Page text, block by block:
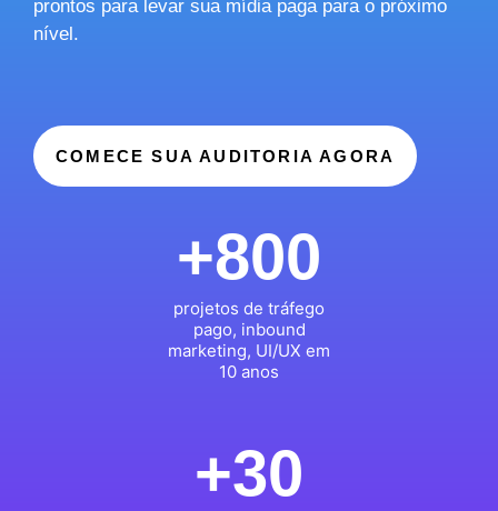
prontos para levar sua mídia paga para o próximo
nível.
COMECE SUA AUDITORIA AGORA
+800
projetos de tráfego
pago, inbound
marketing, UI/UX em
10 anos
+30